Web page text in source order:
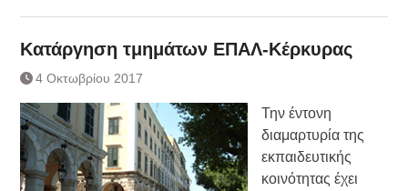
Κατάργηση τμημάτων ΕΠΑΛ-Κέρκυρας
4 Οκτωβρίου 2017
Την έντονη
διαμαρτυρία της
εκπαιδευτικής
κοινότητας έχει